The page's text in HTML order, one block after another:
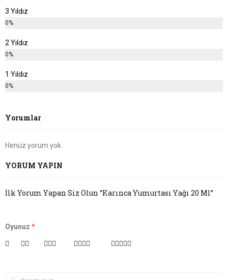
3 Yıldız
0%
2 Yıldız
0%
1 Yıldız
0%
Yorumlar
Henüz yorum yok.
YORUM YAPIN
İlk Yorum Yapan Siz Olun “Karınca Yumurtası Yağı 20 Ml”
Oyunuz *